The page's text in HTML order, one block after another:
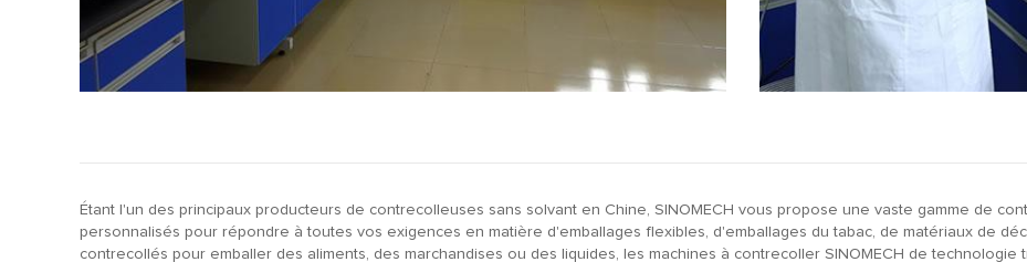
Étant l'un des principaux producteurs de contrecolleuses sans solvant en Chine, SINOMECH vous propose une vaste gamme de
personnalisés pour répondre à toutes vos exigences en matière d'emballages flexibles, d'emballages du tabac, de matériaux de
contrecollés pour emballer des aliments, des marchandises ou des liquides, les machines à contrecoller SINOMECH de